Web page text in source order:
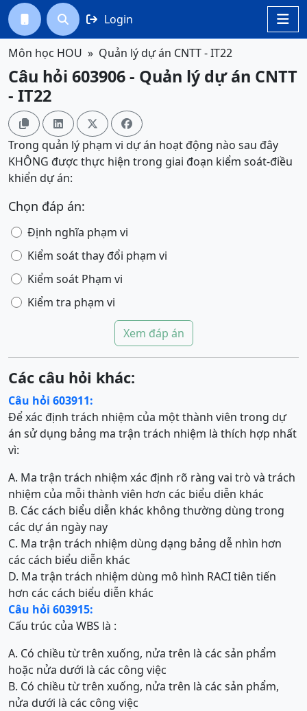

  Login
Môn học HOU Quản lý dự án CNTT - IT22
Câu hỏi 603906 - Quản lý dự án CNTT
- IT22
   
Trong quản lý phạm vi dự án hoạt động nào sau đây
KHÔNG được thực hiện trong giai đoạn kiểm soát-điều
khiển dự án:
Chọn đáp án:
Định nghĩa phạm vi
Kiểm soát thay đổi phạm vi
Kiểm soát Phạm vi
Kiểm tra phạm vi
Xem đáp án
Các câu hỏi khác:
Câu hỏi 603911:
Để xác định trách nhiệm của một thành viên trong dự
án sử dụng bảng ma trận trách nhiệm là thích hợp nhất
vì:
A. Ma trận trách nhiệm xác định rõ ràng vai trò và trách
nhiệm của mỗi thành viên hơn các biểu diễn khác
B. Các cách biểu diễn khác không thường dùng trong
các dự án ngày nay
C. Ma trận trách nhiệm dùng dạng bảng dễ nhìn hơn
các cách biểu diễn khác
D. Ma trận trách nhiệm dùng mô hình RACI tiên tiến
hơn các cách biểu diễn khác
Câu hỏi 603915:
Cấu trúc của WBS là :
A. Có chiều từ trên xuống, nửa trên là các sản phẩm
hoặc nửa dưới là các công việc
B. Có chiều từ trên xuống, nửa trên là các sản phẩm,
nửa dưới là các công việc